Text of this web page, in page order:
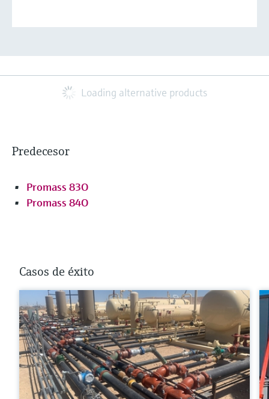
Loading alternative products
Predecesor
Promass 83O
Promass 84O
Casos de éxito